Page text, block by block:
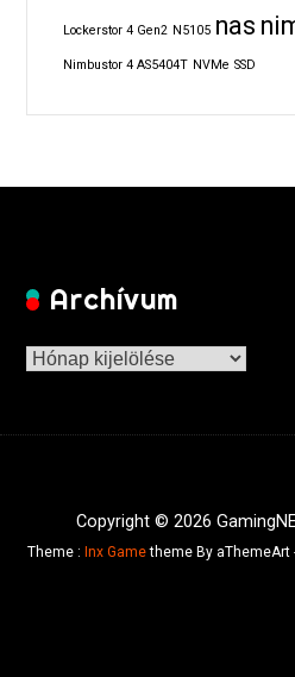
Lockerstor 4 Gen2 N5105 nas
Nimbustor 4 AS5404T NVMe SSD
Archívum
Archívum
Copyright © 2026
Theme : Inx Gametheme By aThemeArt